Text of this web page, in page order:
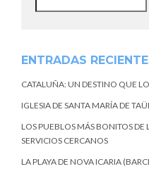
ENTRADAS
CATALUÑA: UN DESTINO QUE
IGLESIA DE SANTA MARÍA DE
LOS PUEBLOS MÁS BONITOS DE
SERVICIOS CERCANOS
LA PLAYA DE NOVA ICARIA